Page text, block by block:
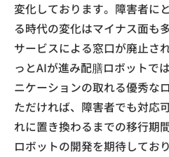
変化しております。障害者に
る時代の変化はマイナス面も
サービスによる窓口が廃止さ
っとAIが進み配膳ロボットで
ニケーションの取れる優秀な
ただければ、障害者でも対応
れに置き換わるまでの移行期
ロボットの開発を期待しており